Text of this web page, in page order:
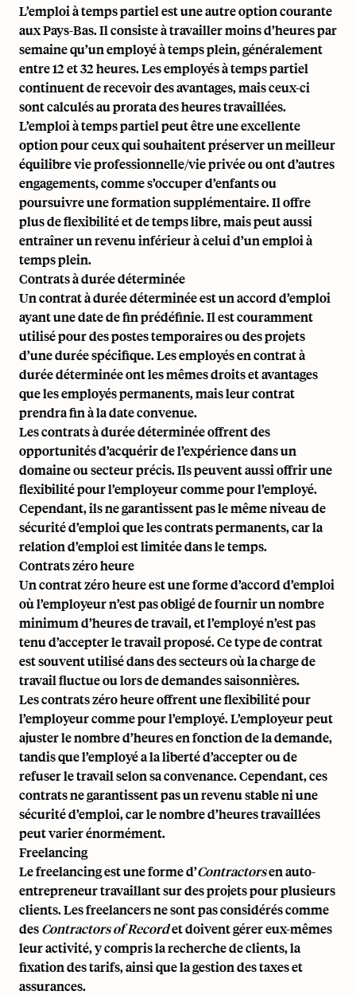
L’emploi à temps partiel est une autre option courante
aux Pays-Bas. Il consiste à travailler moins d’heures par
semaine qu’un employé à temps plein, généralement
entre 12 et 32 heures. Les employés à temps partiel
continuent de recevoir des avantages, mais ceux-ci
sont calculés au prorata des heures travaillées.
L’emploi à temps partiel peut être une excellente
option pour ceux qui souhaitent préserver un meilleur
équilibre vie professionnelle/vie privée ou ont d’autres
engagements, comme s’occuper d’enfants ou
poursuivre une formation supplémentaire. Il offre
plus de flexibilité et de temps libre, mais peut aussi
entraîner un revenu inférieur à celui d’un emploi à
temps plein.
Contrats à durée déterminée
Un contrat à durée déterminée est un accord d’emploi
ayant une date de fin prédéfinie. Il est couramment
utilisé pour des postes temporaires ou des projets
d’une durée spécifique. Les employés en contrat à
durée déterminée ont les mêmes droits et avantages
que les employés permanents, mais leur contrat
prendra fin à la date convenue.
Les contrats à durée déterminée offrent des
opportunités d’acquérir de l’expérience dans un
domaine ou secteur précis. Ils peuvent aussi offrir une
flexibilité pour l’employeur comme pour l’employé.
Cependant, ils ne garantissent pas le même niveau de
sécurité d’emploi que les contrats permanents, car la
relation d’emploi est limitée dans le temps.
Contrats zéro heure
Un contrat zéro heure est une forme d’accord d’emploi
où l’employeur n’est pas obligé de fournir un nombre
minimum d’heures de travail, et l’employé n’est pas
tenu d’accepter le travail proposé. Ce type de contrat
est souvent utilisé dans des secteurs où la charge de
travail fluctue ou lors de demandes saisonnières.
Les contrats zéro heure offrent une flexibilité pour
l’employeur comme pour l’employé. L’employeur peut
ajuster le nombre d’heures en fonction de la demande,
tandis que l’employé a la liberté d’accepter ou de
refuser le travail selon sa convenance. Cependant, ces
contrats ne garantissent pas un revenu stable ni une
sécurité d’emploi, car le nombre d’heures travaillées
peut varier énormément.
Freelancing
Le freelancing est une forme d’Contractorsen auto-
entrepreneur travaillant sur des projets pour plusieurs
clients. Les freelancers ne sont pas considérés comme
desContractors of Recordet doivent gérer eux-mêmes
leur activité, y compris la recherche de clients, la
fixation des tarifs, ainsi que la gestion des taxes et
assurances.